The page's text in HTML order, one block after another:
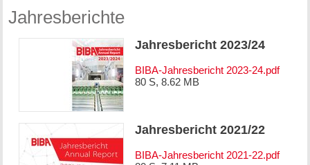
Jahresberichte
Jahresbericht 2023/24
BIBA-Jahresbericht 2023-24.pdf
80 S, 8.62 MB
Jahresbericht 2021/22
BIBA-Jahresbericht 2021-22.pdf